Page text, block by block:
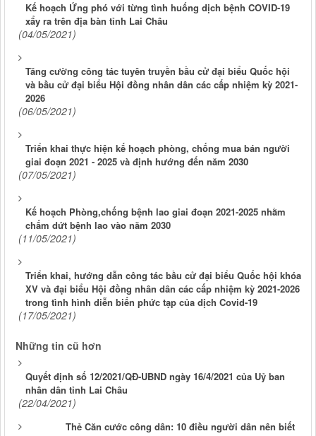
Kế hoạch Ứng phó với từng tình huống dịch bệnh COVID-19
xẩy ra trên địa bàn tỉnh Lai Châu
(04/05/2021)
Tăng cường công tác tuyên truyền bầu cử đại biểu Quốc hội
và bầu cử đại biểu Hội đồng nhân dân các cấp nhiệm kỳ 2021-
2026
(06/05/2021)
Triển khai thực hiện kế hoạch phòng, chống mua bán người
giai đoạn 2021 - 2025 và định hướng đến năm 2030
(07/05/2021)
Kế hoạch Phòng,chống bệnh lao giai đoạn 2021-2025 nhằm
chấm dứt bệnh lao vào năm 2030
(11/05/2021)
Triển khai, hướng dẫn công tác bầu cử đại biểu Quốc hội khóa
XV và đại biểu Hội đồng nhân dân các cấp nhiệm kỳ 2021-2026
trong tình hình diễn biến phức tạp của dịch Covid-19
(17/05/2021)
Những tin cũ hơn
Quyết định số 12/2021/QĐ-UBND ngày 16/4/2021 của Uỷ ban
nhân dân tỉnh Lai Châu
(22/04/2021)
Thẻ Căn cước công dân: 10 điều người dân nên biết